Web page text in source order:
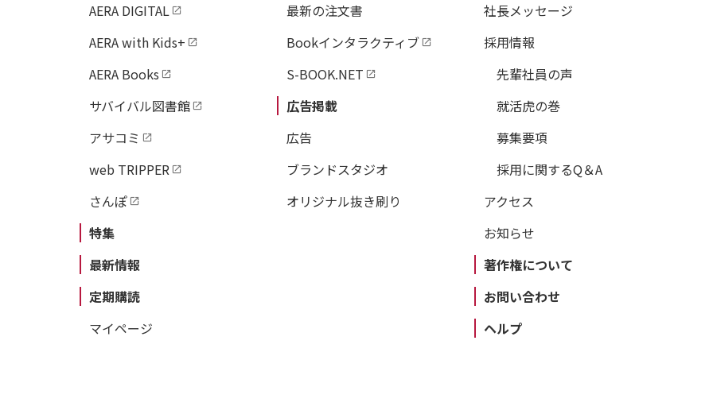
AERA DIGITAL
AERA with Kids+
AERA Books
サバイバル図書館
アサコミ
web TRIPPER
さんぽ
特集
最新情報
定期購読
マイページ
最新の注文書
Bookインタラクティブ
S-BOOK.NET
広告掲載
広告
ブランドスタジオ
オリジナル抜き刷り
社長メッセージ
採用情報
先輩社員の声
就活虎の巻
募集要項
採用に関するQ＆A
アクセス
お知らせ
著作権について
お問い合わせ
ヘルプ